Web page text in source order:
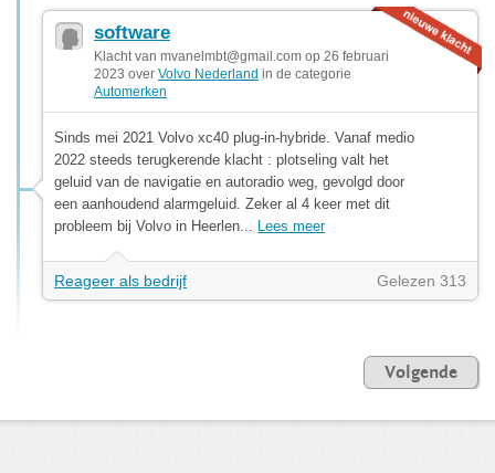
software
Klacht van mvanelmbt@gmail.com op 26 februari
2023 over Volvo Nederland in de categorie
Automerken
Sinds mei 2021 Volvo xc40 plug-in-hybride. Vanaf medio
2022 steeds terugkerende klacht : plotseling valt het
geluid van de navigatie en autoradio weg, gevolgd door
een aanhoudend alarmgeluid. Zeker al 4 keer met dit
probleem bij Volvo in Heerlen... Lees meer
Reageer als bedrijf Gelezen 313
Volgende